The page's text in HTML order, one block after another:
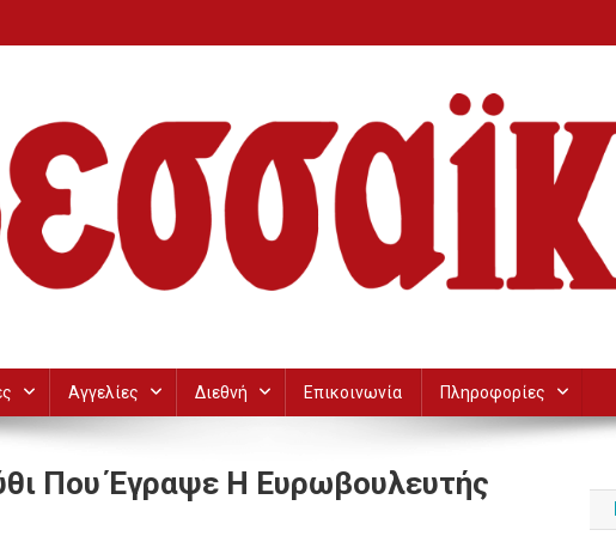
Αγγελίες Διεθνή Επικοινωνία Πληροφορίες
Που Έγραψε Η Ευρωβουλευτής